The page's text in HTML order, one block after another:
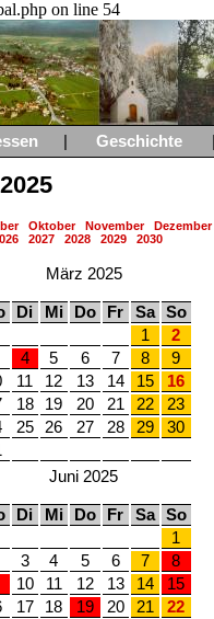
on line 54
Geschichte
Oktober November Dezember
2027 2028 2029 2030
März 2025
Di Mi Do Fr Sa
So
1
2
4 5 6 7 8
9
11 12 13 14 15
16
18 19 20 21 22
23
25 26 27 28 29
30
Juni 2025
Di Mi Do Fr Sa
So
1
3 4 5 6 7
8
10 11 12 13 14
15
17 18 19 20 21
22